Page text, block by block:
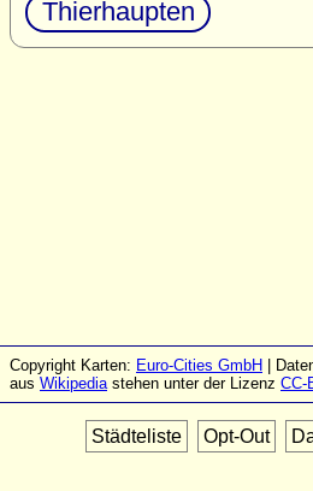
Thierhaupten
Copyright Karten: Euro-Cities GmbH |
aus Wikipediastehen unter der Lizenz CC-
Städteliste Opt-Out